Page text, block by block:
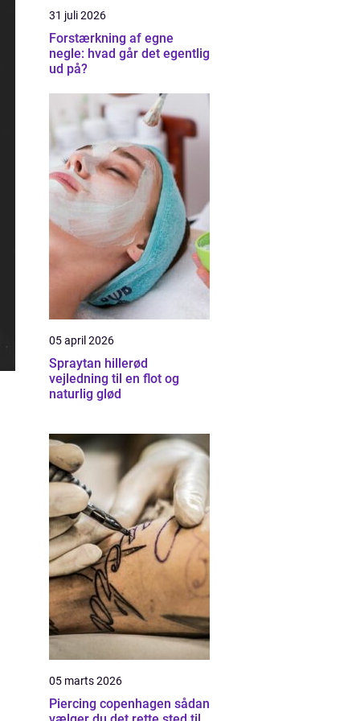
31 juli 2026
Forstærkning af egne
negle: hvad går det egentlig
ud på?
05 april 2026
Spraytan hillerød
vejledning til en flot og
naturlig glød
05 marts 2026
Piercing copenhagen sådan